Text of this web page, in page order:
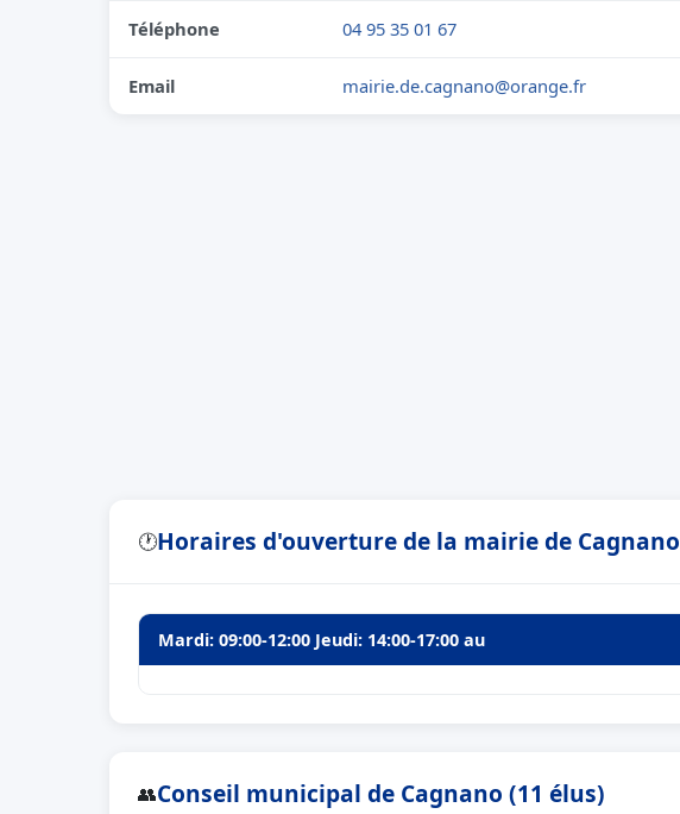
Téléphone 04 95 35 01 67
Email mairie.de.cagnano@orange.fr
🕐Horaires d'ouverture de la mairie de Cagnano
Mardi: 09:00-12:00 Jeudi: 14:00-17:00 au
👥Conseil municipal de Cagnano (11 élus)